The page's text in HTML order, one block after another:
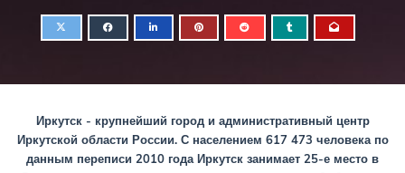
Иркутск - крупнейший город и административный центр
Иркутской области России. С населением 617 473 человека по
данным переписи 2010 года Иркутск занимает 25-е место в